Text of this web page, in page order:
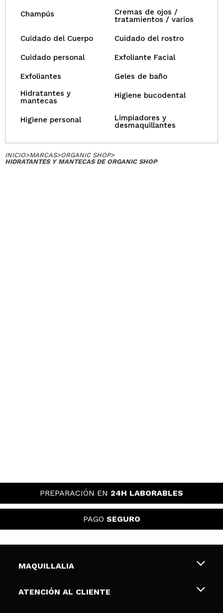
Champús
Cremas de ojos /
tratamientos / varios
Cuidado del Cuerpo Cuidado del rostro
Cuidado personal Exfoliante Facial
Exfoliantes
Geles de baño
Hidratantes y
mantecas
Higiene bucodental
Higiene personal
Limpiadores y
desmaquillantes
INICIO>MARCAS>ORGANIC SHOP>
HIDRATANTES Y MANTECAS DE ORGANIC SHOP
PREPARACIÓN EN 24H LABORABLES
PAGO SEGURO
MAQUILLALIA
Sobre nosotros
ATENCIÓN AL CLIENTE